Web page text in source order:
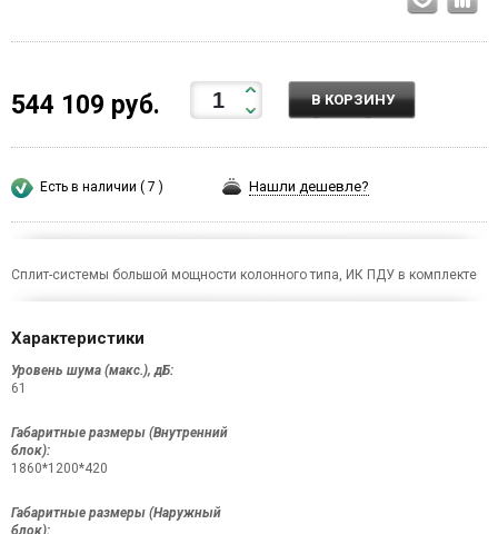
544 109 руб. В КОРЗИНУ
Есть в наличии ( 7 ) Нашли дешевле?
Cплит-системы большой мощности колонного типа, ИК ПДУ в комплекте
Характеристики
Уровень шума (макс.), дБ:
61
Габаритные размеры (Внутренний
блок):
1860*1200*420
Габаритные размеры (Наружный
блок):